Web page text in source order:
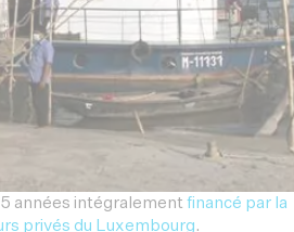
années intégralement financé par la
privés du Luxembourg .